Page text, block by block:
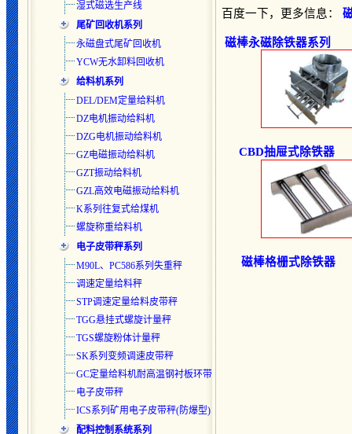
湿式磁选生产线
尾矿回收机系列
永磁盘式尾矿回收机
YCW无水卸料回收机
给料机系列
DEL/DEM定量给料机
DZ电机振动给料机
DZG电机振动给料机
GZ电磁振动给料机
GZT振动给料机
GZL高效电磁振动给料机
K系列往复式给煤机
螺旋称重给料机
电子皮带秤系列
M90L、PC586系列失重秤
调速定量给料秤
STP调速定量给料皮带秤
TGG悬挂式螺旋计量秤
TGS螺旋粉体计量秤
SK系列变频调速皮带秤
GC定量给料机耐高温钢衬板环带
电子皮带秤
ICS系列矿用电子皮带秤(防爆型)
配料控制系统系列
百度一下，更多信息：
磁棒永磁除铁器系列
CBD抽屉式除铁器
磁棒格栅式除铁器